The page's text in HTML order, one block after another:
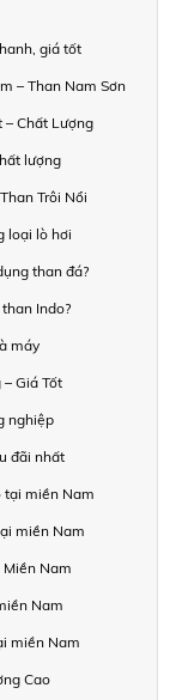
giá tốt
– Than Nam Sơn
– Chất Lượng
lượng
Trôi Nổi
loại lò hơi
than đá?
Indo?
máy
Giá Tốt
nghiệp
đãi nhất
tại miền Nam
miền Nam
Miền Nam
Nam
miền Nam
Cao